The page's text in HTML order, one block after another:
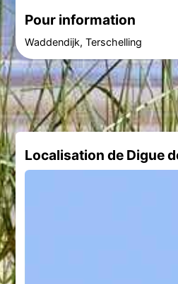
Pour information
Waddendijk, Terschelling
Localisation de Digue